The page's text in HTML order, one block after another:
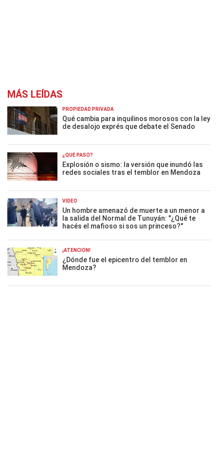
MÁS LEÍDAS
PROPIEDAD PRIVADA
Qué cambia para inquilinos morosos con la ley
de desalojo exprés que debate el Senado
¿QUÉ PASÓ?
Explosión o sismo: la versión que inundó las
redes sociales tras el temblor en Mendoza
VIDEO
Un hombre amenazó de muerte a un menor a
la salida del Normal de Tunuyán: "¿Qué te
hacés el mafioso si sos un princeso?"
¡ATENCIÓN!
¿Dónde fue el epicentro del temblor en
Mendoza?